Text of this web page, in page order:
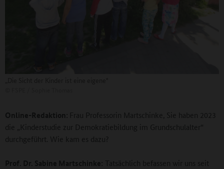
Online-Redaktion: Frau Professorin Martschinke,
Sie haben 2023
die „Kinderstudie zur Demokratiebildung im Grundschulalter“
durchgeführt. Wie kam es dazu?
Prof. Dr. Sabine Martschinke: Tatsächlich befassen wir uns seit